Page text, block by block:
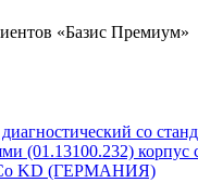
«Базис Премиум»
со
(01.13100.232)
KD (ГЕРМАНИЯ)